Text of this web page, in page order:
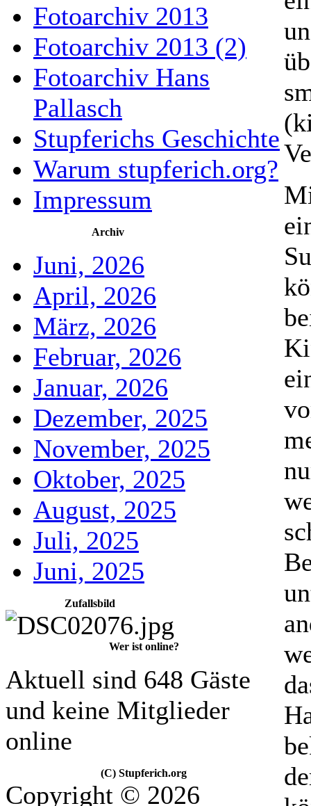
Fotoarchiv 2013
Fotoarchiv 2013 (2)
Fotoarchiv Hans
Pallasch
Stupferichs Geschichte
Warum stupferich.org?
Impressum
Archiv
Juni, 2026
April, 2026
März, 2026
Februar, 2026
Januar, 2026
Dezember, 2025
November, 2025
Oktober, 2025
August, 2025
Juli, 2025
Juni, 2025
Zufallsbild
Wer ist online?
Aktuell sind 648 Gäste
und keine Mitglieder
online
(C) Stupferich.org
Copyright © 2026